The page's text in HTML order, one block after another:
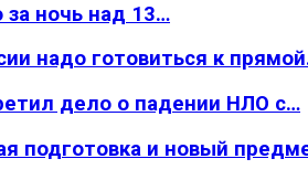
за ночь над 13…
надо готовиться к
дело о падении НЛО с…
подготовка и новый